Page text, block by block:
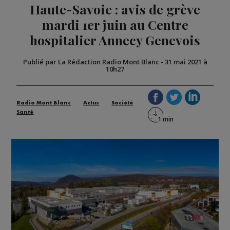
Haute-Savoie : avis de grève
mardi 1er juin au Centre
hospitalier Annecy Genevois
Publié par La Rédaction Radio Mont Blanc - 31 mai 2021 à
10h27
Radio Mont Blanc Actus
Société
Santé